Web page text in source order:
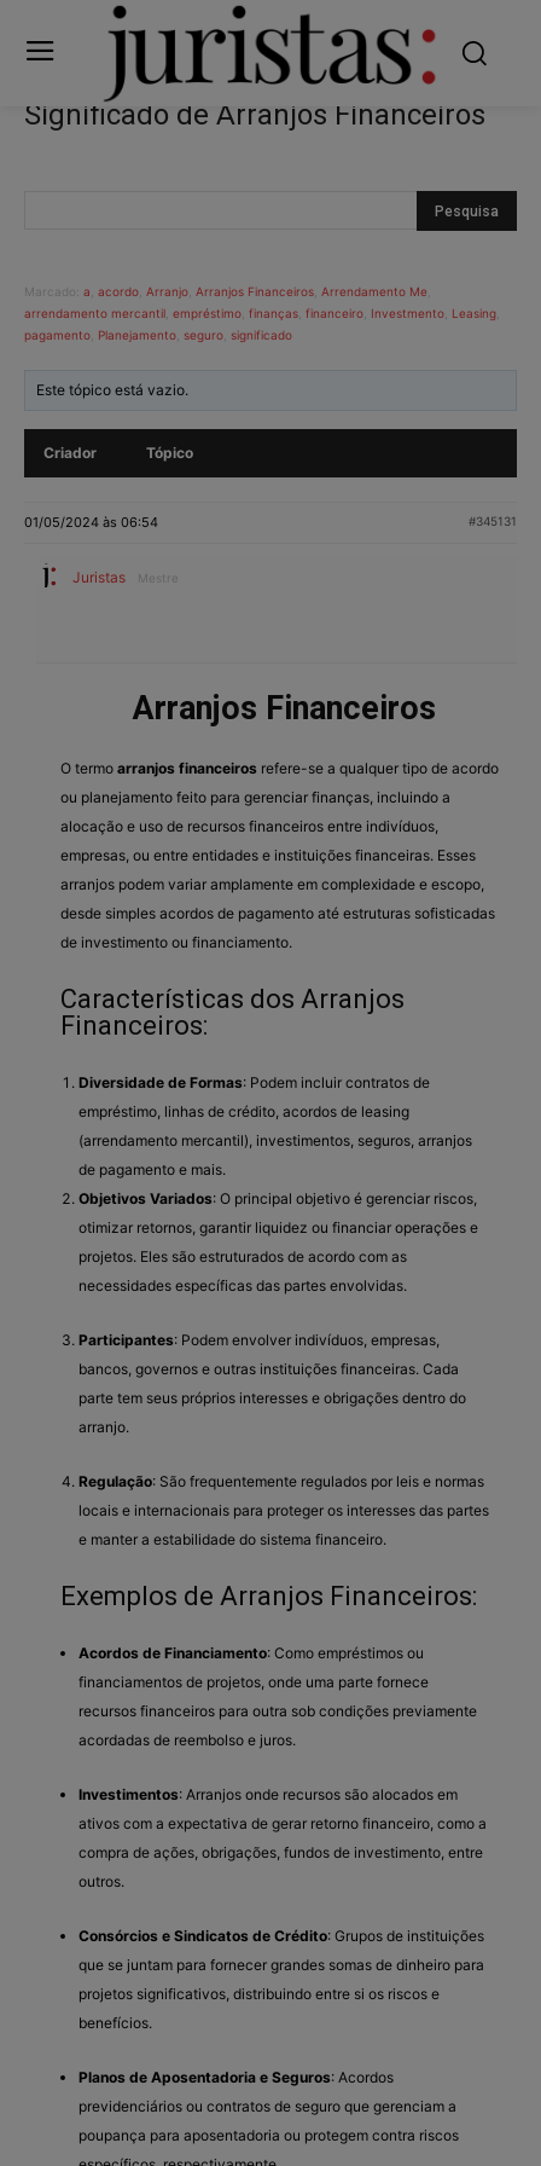
Significado de Arranjos Financeiros
Marcado: a acordo Arranjo Arranjos Financeiros Arrendamento Me
arrendamento mercantil empréstimo finanças financeiro Investmento Leasing
pagamento Planejamento seguro significado
Este tópico está vazio.
Criador Tópico
01/05/2024 às 06:54 #345131
Juristas Mestre
Arranjos Financeiros
O termo arranjos financeiros refere-se a qualquer tipo de acordo
ou planejamento feito para gerenciar finanças, incluindo a
alocação e uso de recursos financeiros entre indivíduos,
empresas, ou entre entidades e instituições financeiras. Esses
arranjos podem variar amplamente em complexidade e escopo,
desde simples acordos de pagamento até estruturas sofisticadas
de investimento ou financiamento.
Características dos Arranjos
Financeiros:
Diversidade de Formas: Podem incluir contratos de
empréstimo, linhas de crédito, acordos de leasing
(arrendamento mercantil), investimentos, seguros, arranjos
de pagamento e mais.
Objetivos Variados: O principal objetivo é gerenciar riscos,
otimizar retornos, garantir liquidez ou financiar operações e
projetos. Eles são estruturados de acordo com as
necessidades específicas das partes envolvidas.
Participantes: Podem envolver indivíduos, empresas,
bancos, governos e outras instituições financeiras. Cada
parte tem seus próprios interesses e obrigações dentro do
arranjo.
Regulação: São frequentemente regulados por leis e normas
locais e internacionais para proteger os interesses das partes
e manter a estabilidade do sistema financeiro.
Exemplos de Arranjos Financeiros:
Acordos de Financiamento: Como empréstimos ou
financiamentos de projetos, onde uma parte fornece
recursos financeiros para outra sob condições previamente
acordadas de reembolso e juros.
Investimentos: Arranjos onde recursos são alocados em
ativos com a expectativa de gerar retorno financeiro, como a
compra de ações, obrigações, fundos de investimento, entre
outros.
Consórcios e Sindicatos de Crédito: Grupos de instituições
que se juntam para fornecer grandes somas de dinheiro para
projetos significativos, distribuindo entre si os riscos e
benefícios.
Planos de Aposentadoria e Seguros: Acordos
previdenciários ou contratos de seguro que gerenciam a
poupança para aposentadoria ou protegem contra riscos